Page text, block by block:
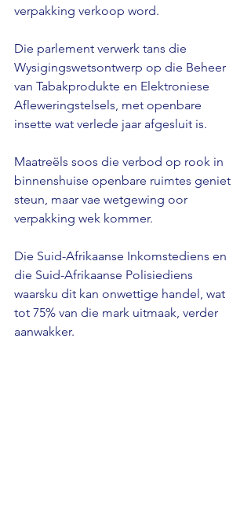
verpakking verkoop word.
Die parlement verwerk tans die
Wysigingswetsontwerp op die Beheer
van Tabakprodukte en Elektroniese
Afleweringstelsels, met openbare
insette wat verlede jaar afgesluit is.
Maatreëls soos die verbod op rook in
binnenshuise openbare ruimtes geniet
steun, maar vae wetgewing oor
verpakking wek kommer.
Die Suid-Afrikaanse Inkomstediens en
die Suid-Afrikaanse Polisiediens
waarsku dit kan onwettige handel, wat
tot 75% van die mark uitmaak, verder
aanwakker.